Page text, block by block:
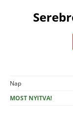
Nap
MOST NYITVA!